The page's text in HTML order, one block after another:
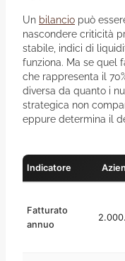
Un bilancio può
nascondere criticità
stabile, indici di
funziona. Ma se quel
che rappresenta il
diversa da quanto i
strategica non
eppure determina il
Indicatore
Fatturato
annuo